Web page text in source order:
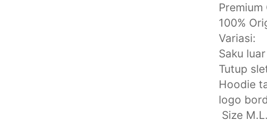
️Premium
️100%
Variasi:
️Saku
️Tutup
️Hoodie
️logo
Size